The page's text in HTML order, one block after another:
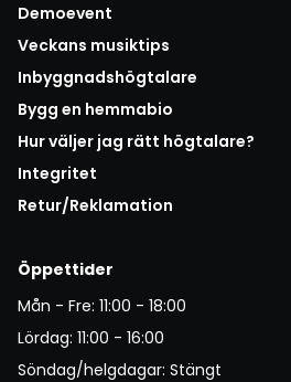
Demoevent
Veckans musiktips
Inbyggnadshögtalare
Bygg en hemmabio
Hur väljer jag rätt högtalare?
Integritet
Retur/Reklamation
Öppettider
Mån - Fre: 11:00 - 18:00
Lördag: 11:00 - 16:00
Söndag/helgdagar: Stängt